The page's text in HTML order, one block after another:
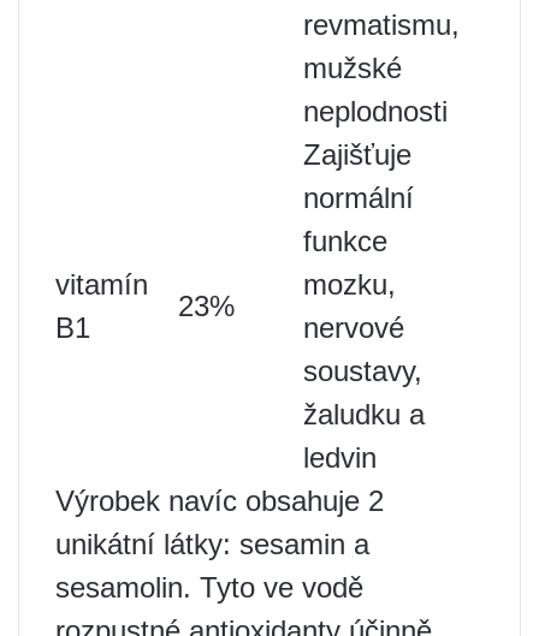
revmatismu,
mužské
neplodnosti
vitamín
B1
23%
Zajišťuje
normální
funkce
mozku,
nervové
soustavy,
žaludku a
ledvin
Výrobek navíc obsahuje 2
unikátní látky: sesamin a
sesamolin. Tyto ve vodě